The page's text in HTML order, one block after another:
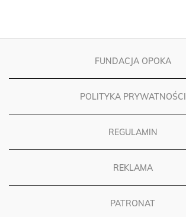
FUNDACJA OPOKA
POLITYKA PRYWATNOŚCI
REGULAMIN
REKLAMA
PATRONAT